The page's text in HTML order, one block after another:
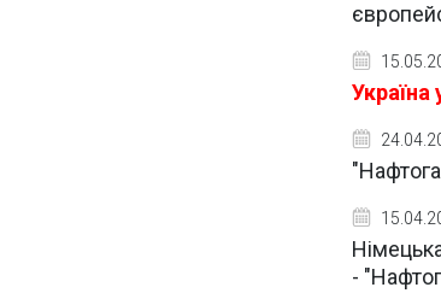
Україна
-